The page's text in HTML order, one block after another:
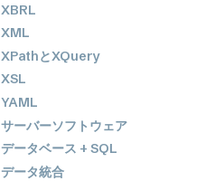
XBRL
XML
XPathとXQuery
XSL
YAML
サーバーソフトウェア
データベース + SQL
データ統合